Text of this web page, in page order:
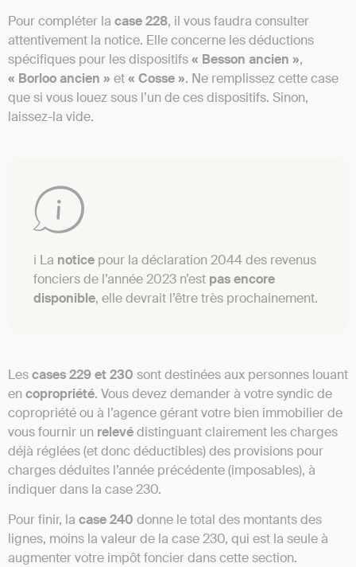
Pour compléter la case 228, il vous faudra consulter
attentivement la notice. Elle concerne les déductions
spécifiques pour les dispositifs« Besson ancien »,
« Borloo ancien » et« Cosse ». Ne remplissez cette case
que si vous louez sous l’un de ces dispositifs. Sinon,
laissez-la vide.
ℹ️ La notice pour la déclaration 2044 des revenus
fonciers de l’année 2023 n’est pas encore
disponible, elle devrait l’être très prochainement.
Lescases 229 et 230 sont destinées aux personnes louant
en copropriété. Vous devez demander à votre syndic de
copropriété ou à l’agence gérant votre bien immobilier de
vous fournir un relevédistinguant clairement les charges
déjà réglées (et donc déductibles) des provisions pour
charges déduites l’année précédente (imposables), à
indiquer dans la case 230.
Pour finir, la case 240 donne le total des montants des
lignes, moins la valeur de la case 230, qui est la seule à
augmenter votre impôt foncier dans cette section.